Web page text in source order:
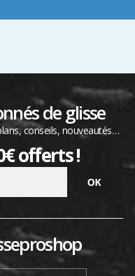
de glisse
conseils, nouveautés…
offerts !